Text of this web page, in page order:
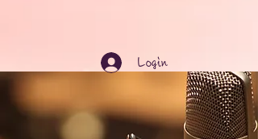
Login